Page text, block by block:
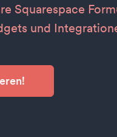
Squarespace
und